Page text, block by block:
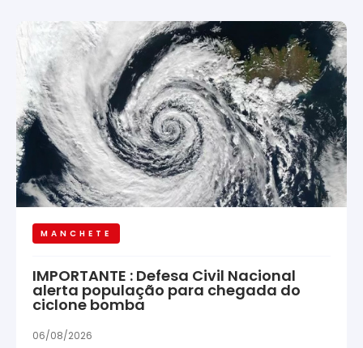
MANCHETE
IMPORTANTE : Defesa Civil Nacional
alerta população para chegada do
ciclone bomba
06/08/2026